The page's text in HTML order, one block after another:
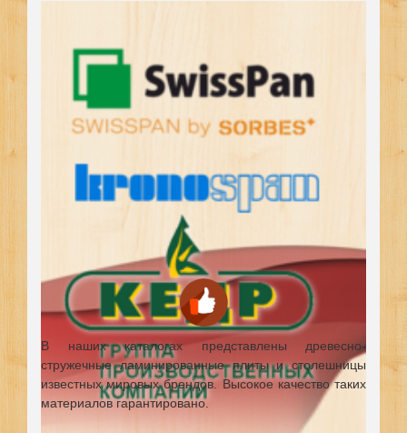
В наших каталогах представлены древесно-
стружечные ламинированные плиты и столешницы
известных мировых брендов. Высокое качество таких
материалов гарантировано.